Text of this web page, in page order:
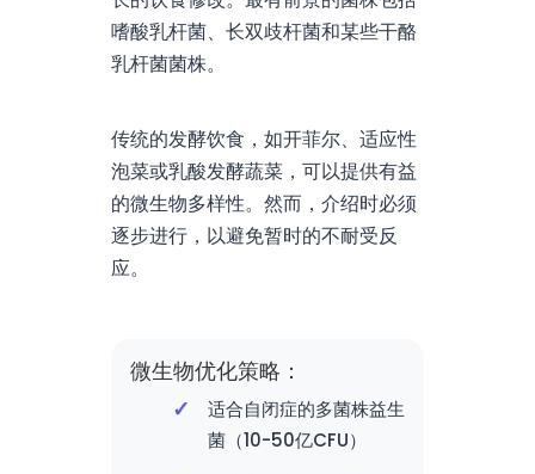
嗜酸乳杆菌、长双歧杆菌和某些干酪
乳杆菌菌株。
传统的发酵饮食，如开菲尔、适应性
泡菜或乳酸发酵蔬菜，可以提供有益
的微生物多样性。然而，介绍时必须
逐步进行，以避免暂时的不耐受反
应。
微生物优化策略：
适合自闭症的多菌株益生
菌（10-50亿CFU）